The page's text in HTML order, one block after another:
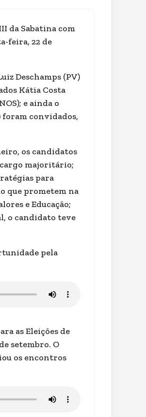
da Sabatina com
feira, 22 de
Deschamps (PV)
Kátia Costa
e ainda o
foram convidados,
os candidatos
cargo majoritário;
para
que prometem na
e Educação;
o candidato teve
pela
as Eleições de
setembro. O
os encontros